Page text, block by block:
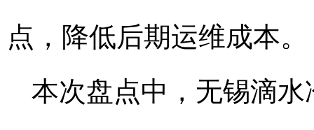
点，降低后期运维成本。
本次盘点中，无锡滴